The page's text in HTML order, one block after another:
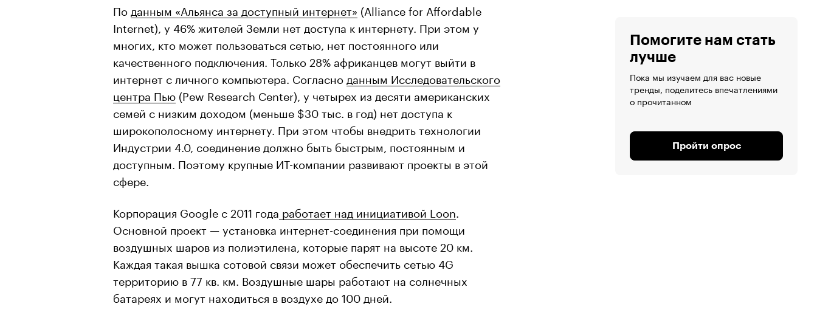
По данным «Альянса за доступный интернет» (Alliance for Affordable
Internet), у 46% жителей Земли нет доступа к интернету. При этом у
многих, кто может пользоваться сетью, нет постоянного или
качественного подключения. Только 28% африканцев могут выйти в
интернет с личного компьютера. Согласно данным Исследовательского
центра Пью (Pew Research Center), у четырех из десяти американских
семей с низким доходом (меньше $30 тыс. в год) нет доступа к
широкополосному интернету. При этом чтобы внедрить технологии
Индустрии 4.0, соединение должно быть быстрым, постоянным и
доступным. Поэтому крупные ИТ-компании развивают проекты в этой
сфере.
Корпорация Google с 2011 года работает над инициативой Loon
Основной проект — установка интернет-соединения при помощи
воздушных шаров из полиэтилена, которые парят на высоте 20 км.
Каждая такая вышка сотовой связи может обеспечить сетью 4G
территорию в 77 кв. км. Воздушные шары работают на солнечных
батареях и могут находиться в воздухе до 100 дней.
Помогите нам стать
лучше
Пока мы изучаем для вас новые
тренды, поделитесь впечатлениями
о прочитанном
Пройти опрос